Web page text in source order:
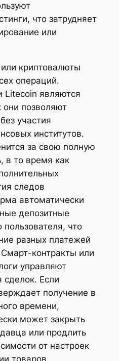
что затрудняет
или
криптовалюты
операций.
Litecoin являются
они позволяют
участия
институтов.
за свою полную
в то время как
следов
автоматически
депозитные
что
разных платежей
контракты или
управляют
сделок. Если
получение в
времени,
может закрыть
или продлить
от настроек